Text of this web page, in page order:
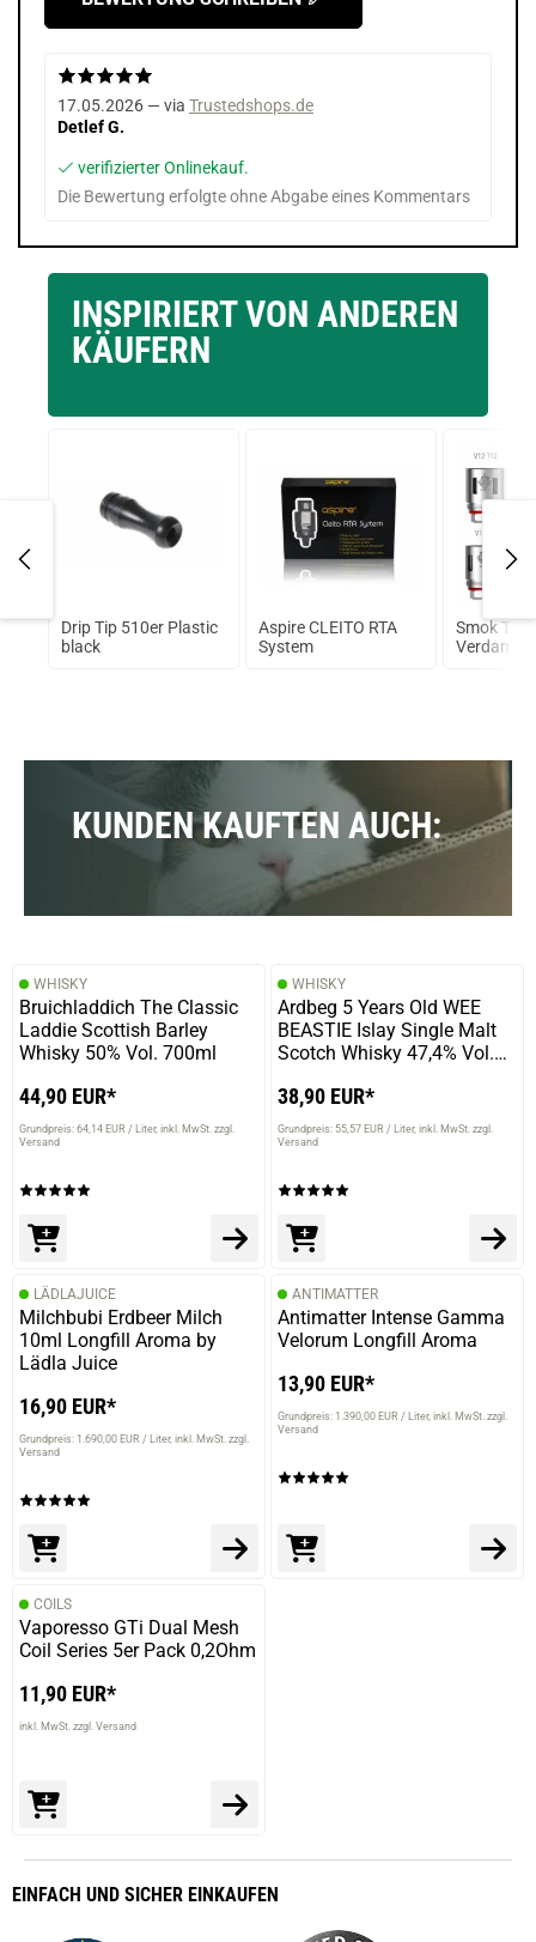
17.05.2026 — via Trustedshops.de
Detlef G.
verifizierter Onlinekauf.
Die Bewertung erfolgte ohne Abgabe eines Kommentars
INSPIRIERT VON ANDEREN
KÄUFERN
Drip Tip 510er Plastic
black
Aspire CLEITO RTA
System
Smok
KUNDEN KAUFTEN AUCH:
WHISKY
Bruichladdich The Classic
Laddie Scottish Barley
Whisky 50% Vol. 700ml
44,90 EUR*
Grundpreis: 64,14 EUR / Liter inkl. MwSt. zzgl.
Versand
WHISKY
Ardbeg 5 Years Old WEE
BEASTIE Islay Single Malt
Scotch Whisky 47,4% Vol.
38,90 EUR*
Grundpreis: 55,57 EUR / Liter inkl. MwSt. zzgl.
Versand
LÄDLAJUICE
Milchbubi Erdbeer Milch
10ml Longfill Aroma by
Lädla Juice
16,90 EUR*
Grundpreis: 1.690,00 EUR / Liter inkl. MwSt. zzgl.
Versand
ANTIMATTER
Antimatter Intense Gamma
Velorum Longfill Aroma
13,90 EUR*
Grundpreis: 1.390,00 EUR / Liter inkl. MwSt. zzgl.
Versand
COILS
Vaporesso GTi Dual Mesh
Coil Series 5er Pack 0,2Ohm
11,90 EUR*
inkl. MwSt. zzgl. Versand
EINFACH UND SICHER EINKAUFEN